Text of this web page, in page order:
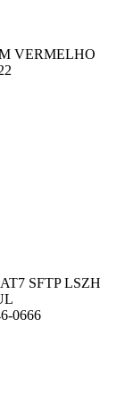
VERMELHO
SFTP LSZH
0666